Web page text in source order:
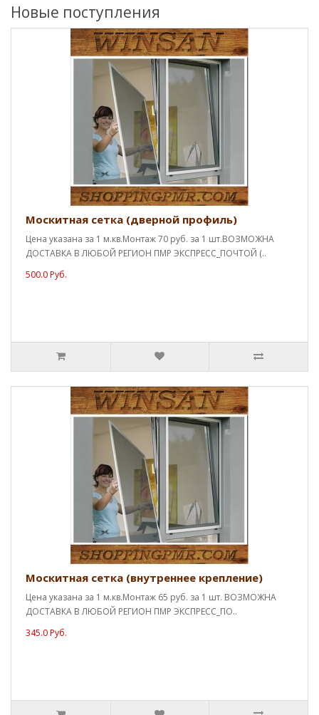
Новые поступления
Москитная сетка (дверной профиль)
Цена указана за 1 м.кв.Монтаж 70 руб. за 1 шт.ВОЗМОЖНА
ДОСТАВКА В ЛЮБОЙ РЕГИОН ПМР ЭКСПРЕСС_ПОЧТОЙ (..
500.0 Руб.
Москитная сетка (внутреннее крепление)
Цена указана за 1 м.кв.Монтаж 65 руб. за 1 шт. ВОЗМОЖНА
ДОСТАВКА В ЛЮБОЙ РЕГИОН ПМР ЭКСПРЕСС_ПО..
345.0 Руб.